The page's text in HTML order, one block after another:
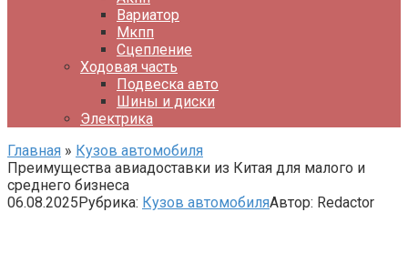
Вариатор
Мкпп
Сцепление
Ходовая часть
Подвеска авто
Шины и диски
Электрика
Главная » Кузов автомобиля
Преимущества авиадоставки из Китая для малого и
среднего бизнеса
06.08.2025Рубрика: Кузов автомобиляАвтор: Redactor